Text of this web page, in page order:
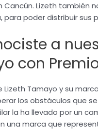
Cancún. Lizeth también
para poder distribuir sus
a
con
Lizeth Tamayo y su
los obstáculos que
la ha llevado por un
una marca que